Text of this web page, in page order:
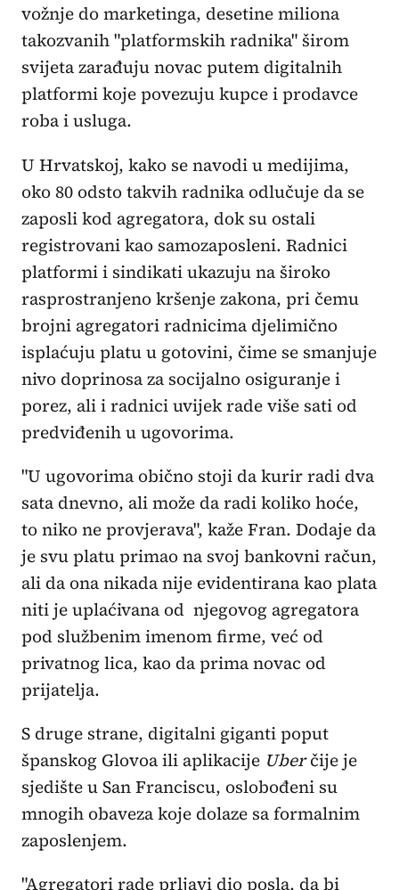
vožnje do marketinga, desetine miliona
takozvanih "platformskih radnika" širom
svijeta zarađuju novac putem digitalnih
platformi koje povezuju kupce i prodavce
roba i usluga.
U Hrvatskoj, kako se navodi u medijima,
oko 80 odsto takvih radnika odlučuje da se
zaposli kod agregatora, dok su ostali
registrovani kao samozaposleni. Radnici
platformi i sindikati ukazuju na široko
rasprostranjeno kršenje zakona, pri čemu
brojni agregatori radnicima djelimično
isplaćuju platu u gotovini, čime se smanjuje
nivo doprinosa za socijalno osiguranje i
porez, ali i radnici uvijek rade više sati od
predviđenih u ugovorima.
"U ugovorima obično stoji da kurir radi dva
sata dnevno, ali može da radi koliko hoće,
to niko ne provjerava", kaže Fran. Dodaje da
je svu platu primao na svoj bankovni račun,
ali da ona nikada nije evidentirana kao plata
niti je uplaćivana od njegovog agregatora
pod službenim imenom firme, već od
privatnog lica, kao da prima novac od
prijatelja.
S druge strane, digitalni giganti poput
španskog Glovoa ili aplikacije Uberčije je
sjedište u San Franciscu, oslobođeni su
mnogih obaveza koje dolaze sa formalnim
zaposlenjem.
"Agregatori rade prljavi dio posla, da bi